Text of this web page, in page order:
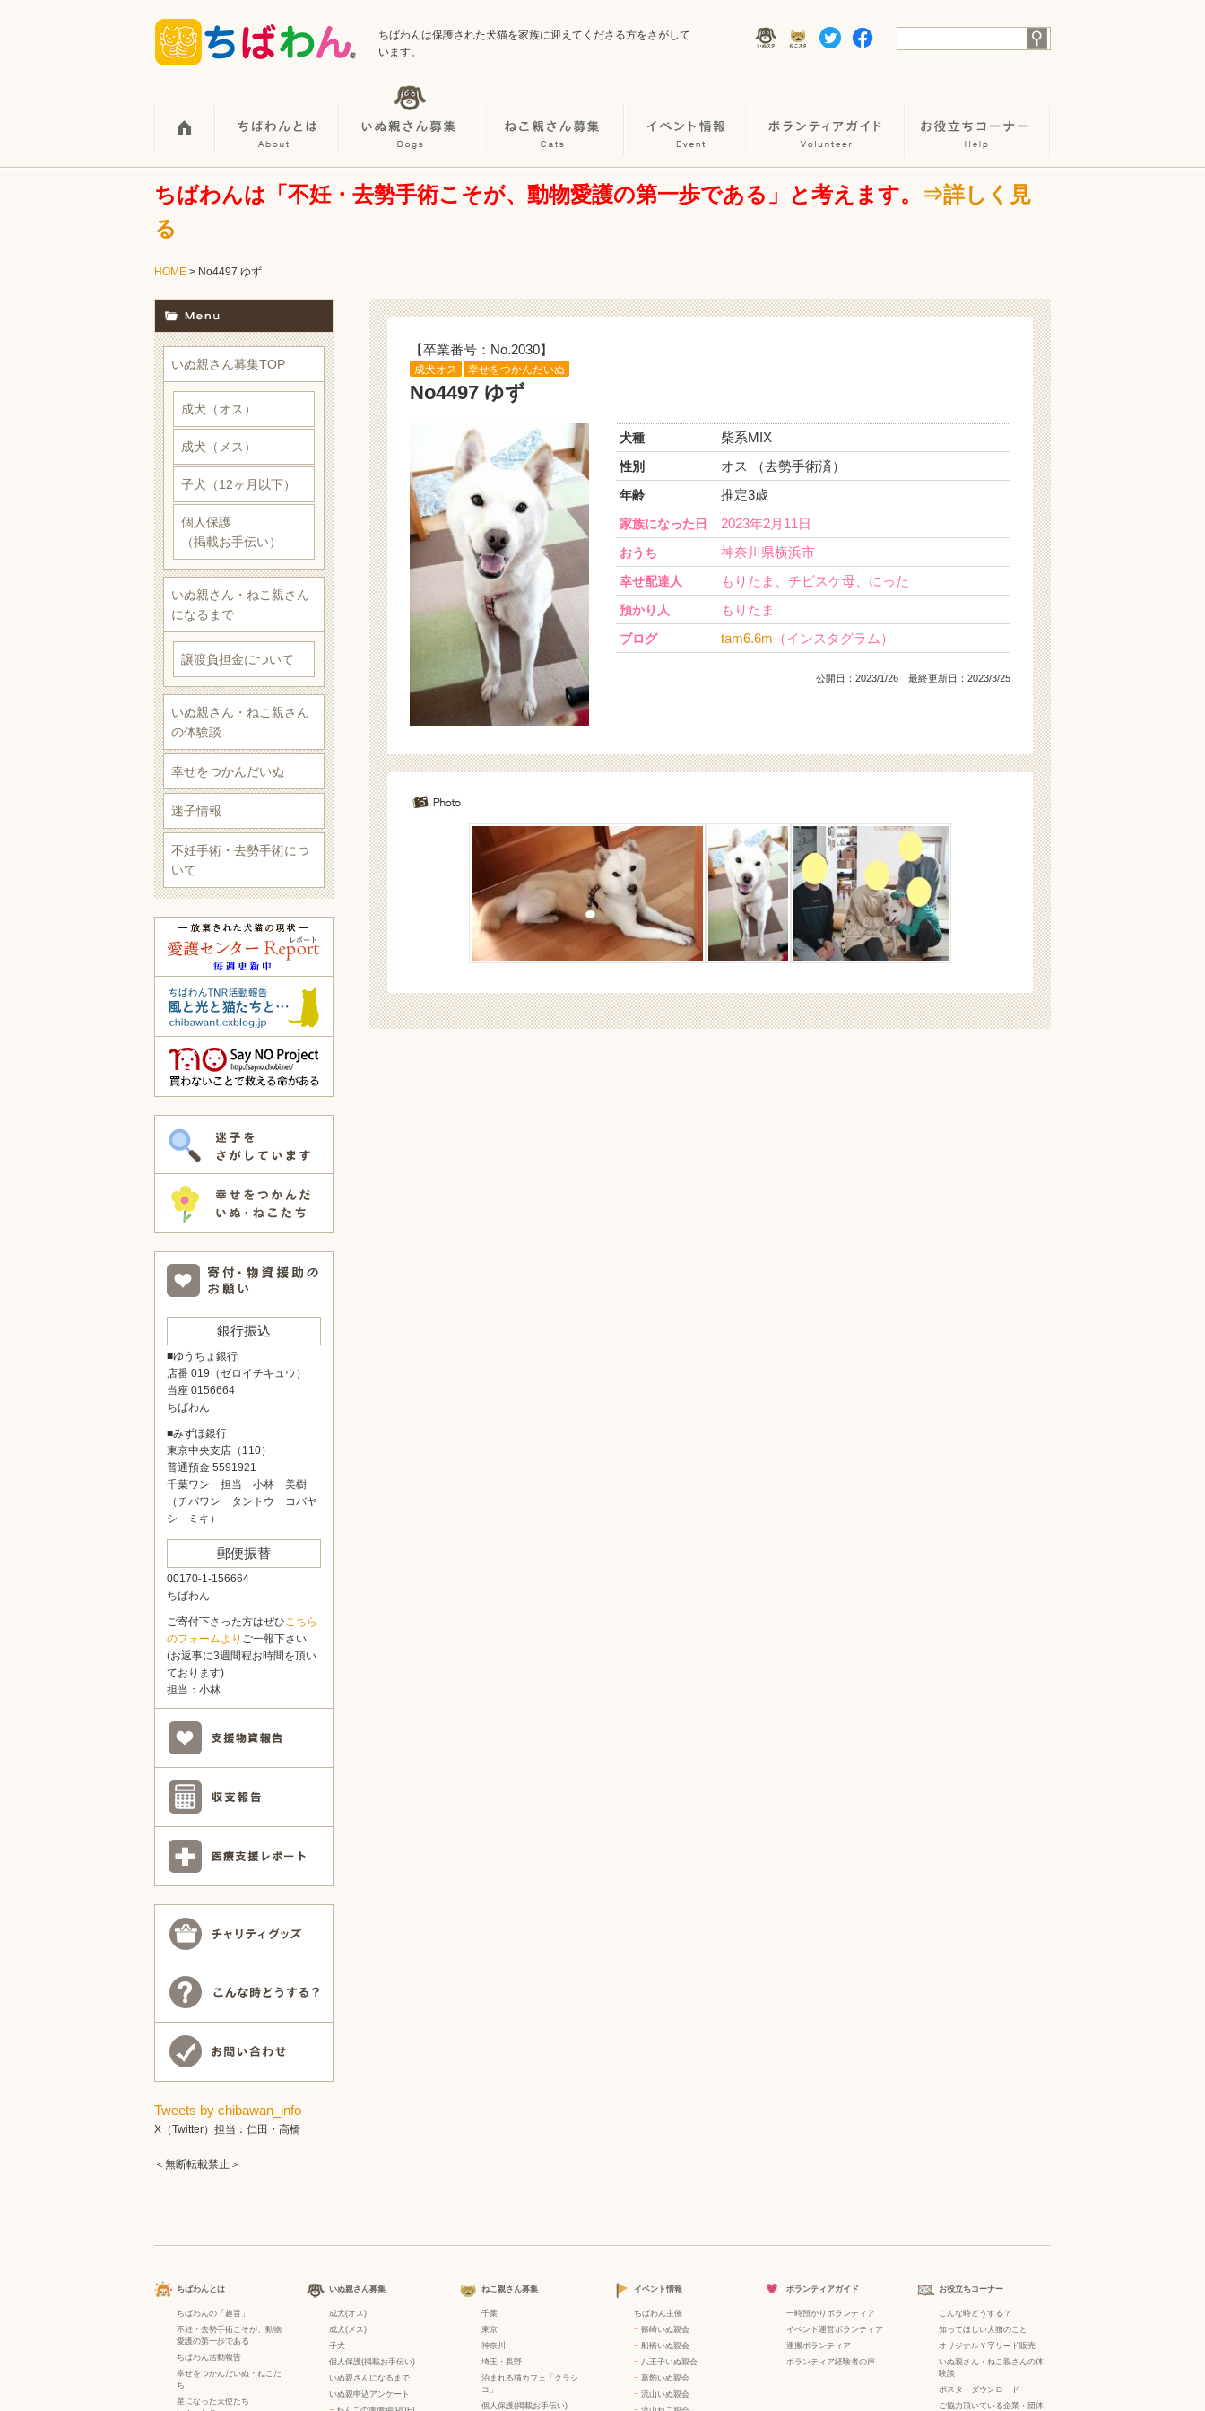
ちばわんは保護された犬猫を家族に迎えてくださる方をさがして
います。
ちばわんは「不妊・去勢手術こそが、動物愛護の第一歩である」と考えます。
⇒詳しく見
る
HOME > No4497 ゆず
【卒業番号：No.2030】
成犬オス 幸せをつかんだいぬ
No4497 ゆず
犬種 柴系MIX
性別 オス （去勢手術済）
年齢 推定3歳
家族になった日 2023年2月11日
おうち 神奈川県横浜市
幸せ配達人 もりたま、チビスケ母、にった
預かり人 もりたま
ブログ tam6.6m （インスタグラム）
公開日： 2023/1/26 最終更新日：2023/3/25
いぬ親さん募集TOP
成犬（オス）
成犬（メス）
子犬（12ヶ月以下）
個人保護
（掲載お手伝い）
いぬ親さん・ねこ親さん
になるまで
譲渡負担金について
いぬ親さん・ねこ親さん
の体験談
幸せをつかんだいぬ
迷子情報
不妊手術・去勢手術につ
いて
銀行振込
■ゆうちょ銀行
店番 019（ゼロイチキュウ）
当座 0156664
ちばわん
■みずほ銀行
東京中央支店（110）
普通預金 5591921
千葉ワン 担当 小林 美樹
（チバワン タントウ コバヤ
シ ミキ）
郵便振替
00170-1-156664
ちばわん
ご寄付下さった方はぜひこちら
のフォームより ご一報下さい
(お返事に3週間程お時間を頂い
ております)
担当：小林
Tweets by chibawan_info
X（Twitter）担当：仁田・高橋
＜無断転載禁止＞
ちばわんとは
ちばわんの「趣旨」
不妊・去勢手術こそが、動物
愛護の第一歩である
ちばわん活動報告
幸せをつかんだいぬ・ねこた
ち
星になった天使たち
いぬ親さん募集
成犬(オス)
成犬(メス)
子犬
個人保護(掲載お手伝い)
いぬ親さんになるまで
いぬ親申込アンケート
ねこ親さん募集
千葉
東京
神奈川
埼玉・長野
泊まれる猫カフェ「クラシ
コ」
個人保護(掲載お手伝い)
イベント情報
ちばわん主催
− 篠崎いぬ親会
− 船橋いぬ親会
− 八王子いぬ親会
− 葛飾いぬ親会
− 流山いぬ親会
ボランティアガイド
一時預かりボランティア
イベント運営ボランティア
運搬ボランティア
ボランティア経験者の声
お役立ちコーナー
こんな時どうする？
知ってほしい犬猫のこと
オリジナルＹ字リード販売
いぬ親さん・ねこ親さんの体
験談
ポスターダウンロード
ご協力頂いている企業・団体